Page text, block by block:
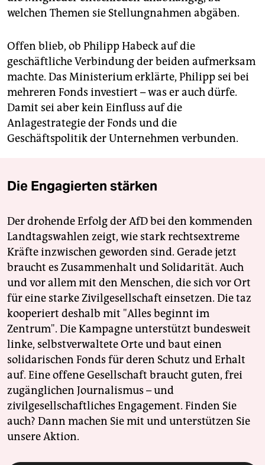
welchen Themen sie Stellungnahmen abgäben.
Offen blieb, ob Philipp Habeck auf die
geschäftliche Verbindung der beiden aufmerksam
machte. Das Ministerium erklärte, Philipp sei bei
mehreren Fonds investiert – was er auch dürfe.
Damit sei aber kein Einfluss auf die
Anlagestrategie der Fonds und die
Geschäftspolitik der Unternehmen verbunden.
Die Engagierten stärken
Der drohende Erfolg der AfD bei den kommenden
Landtagswahlen zeigt, wie stark rechtsextreme
Kräfte inzwischen geworden sind. Gerade jetzt
braucht es Zusammenhalt und Solidarität. Auch
und vor allem mit den Menschen, die sich vor Ort
für eine starke Zivilgesellschaft einsetzen. Die taz
kooperiert deshalb mit "Alles beginnt im
Zentrum". Die Kampagne unterstützt bundesweit
linke, selbstverwaltete Orte und baut einen
solidarischen Fonds für deren Schutz und Erhalt
auf. Eine offene Gesellschaft braucht guten, frei
zugänglichen Journalismus – und
zivilgesellschaftliches Engagement. Finden Sie
auch? Dann machen Sie mit und unterstützen Sie
unsere Aktion.